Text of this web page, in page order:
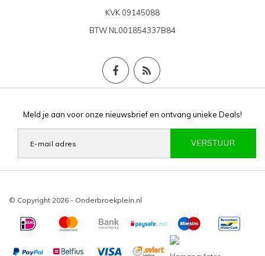
KVK 09145088
BTWNL001854337B84
Meld je aan voor onze nieuwsbrief en ontvang unieke Deals!
VERSTUUR
© Copyright 2026 - Onderbroekplein.nl